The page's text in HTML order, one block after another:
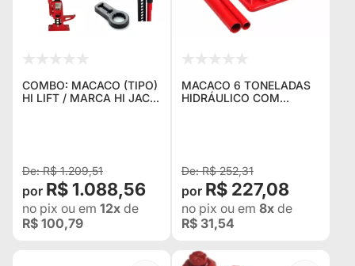
COMBO: MACACO (TIPO)
HI LIFT / MARCA HI JACK
R$ 1.209,51
R$ 1.088,56
no pix ou em 12x de
R$ 100,79
MACACO 6 TONELADAS
HIDRÁULICO COM
R$ 252,31
R$ 227,08
no pix ou em 8x de
R$ 31,54